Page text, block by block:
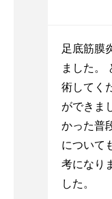
足底筋膜
ました。
術してく
ができま
かった普
について
考になり
した。